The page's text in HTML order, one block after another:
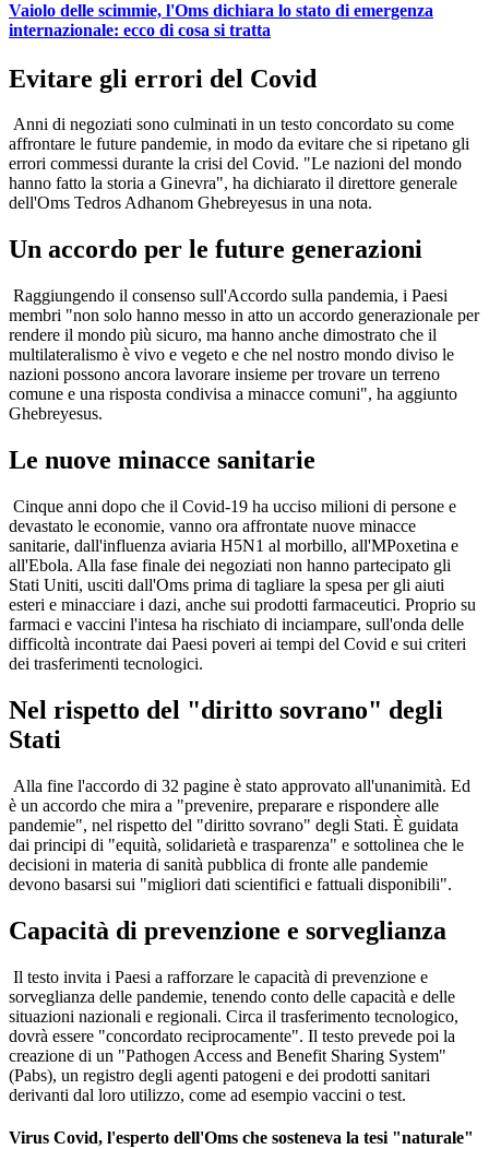
Vaiolo delle scimmie, l'Oms dichiara lo stato di emergenza
internazionale: ecco di cosa si tratta
Evitare gli errori del Covid
Anni di negoziati sono culminati in un testo concordato su come
affrontare le future pandemie, in modo da evitare che si ripetano gli
errori commessi durante la crisi del Covid. "Le nazioni del mondo
hanno fatto la storia a Ginevra", ha dichiarato il direttore generale
dell'Oms Tedros Adhanom Ghebreyesus in una nota.
Un accordo per le future generazioni
Raggiungendo il consenso sull'Accordo sulla pandemia, i Paesi
membri "non solo hanno messo in atto un accordo generazionale per
rendere il mondo più sicuro, ma hanno anche dimostrato che il
multilateralismo è vivo e vegeto e che nel nostro mondo diviso le
nazioni possono ancora lavorare insieme per trovare un terreno
comune e una risposta condivisa a minacce comuni", ha aggiunto
Ghebreyesus.
Le nuove minacce sanitarie
Cinque anni dopo che il Covid-19 ha ucciso milioni di persone e
devastato le economie, vanno ora affrontate nuove minacce
sanitarie, dall'influenza aviaria H5N1 al morbillo, all'MPoxetina e
all'Ebola. Alla fase finale dei negoziati non hanno partecipato gli
Stati Uniti, usciti dall'Oms prima di tagliare la spesa per gli aiuti
esteri e minacciare i dazi, anche sui prodotti farmaceutici. Proprio su
farmaci e vaccini l'intesa ha rischiato di inciampare, sull'onda delle
difficoltà incontrate dai Paesi poveri ai tempi del Covid e sui criteri
dei trasferimenti tecnologici.
Nel rispetto del "diritto sovrano" degli
Stati
Alla fine l'accordo di 32 pagine è stato approvato all'unanimità. Ed
è un accordo che mira a "prevenire, preparare e rispondere alle
pandemie", nel rispetto del "diritto sovrano" degli Stati. È guidata
dai principi di "equità, solidarietà e trasparenza" e sottolinea che le
decisioni in materia di sanità pubblica di fronte alle pandemie
devono basarsi sui "migliori dati scientifici e fattuali disponibili".
Capacità di prevenzione e sorveglianza
Il testo invita i Paesi a rafforzare le capacità di prevenzione e
sorveglianza delle pandemie, tenendo conto delle capacità e delle
situazioni nazionali e regionali. Circa il trasferimento tecnologico,
dovrà essere "concordato reciprocamente". Il testo prevede poi la
creazione di un "Pathogen Access and Benefit Sharing System"
(Pabs), un registro degli agenti patogeni e dei prodotti sanitari
derivanti dal loro utilizzo, come ad esempio vaccini o test.
Virus Covid, l'esperto dell'Oms che sosteneva la tesi "naturale"